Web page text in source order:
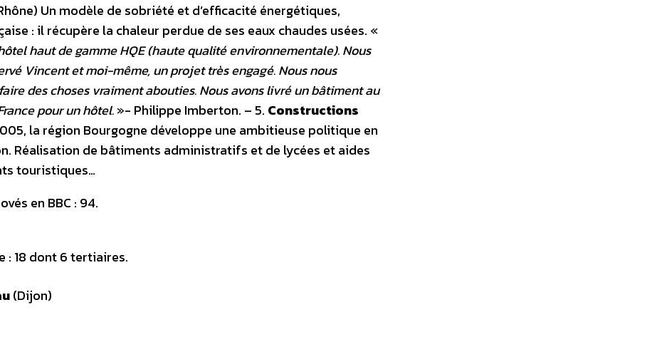
Un modèle de sobriété et d’efficacité énergétiques,
: il récupère la chaleur perdue de ses eaux chaudes usées. «
haut de gamme HQE (haute qualité environnementale). Nous
Vincent et moi-même, un projet très engagé. Nous nous
des choses vraiment abouties. Nous avons livré un bâtiment au
pour un hôtel.»- Philippe Imberton. – 5. Constructions
la région Bourgogne développe une ambitieuse politique en
Réalisation de bâtiments administratifs et de lycées et aides
touristiques…
en BBC : 94.
: 18 dont 6 tertiaires.
(Dijon)